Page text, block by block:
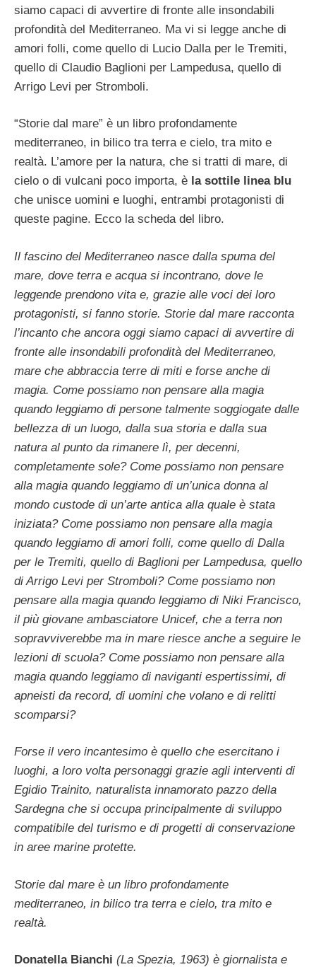
siamo capaci di avvertire di fronte alle insondabili
profondità del Mediterraneo. Ma vi si legge anche di
amori folli, come quello di Lucio Dalla per le Tremiti,
quello di Claudio Baglioni per Lampedusa, quello di
Arrigo Levi per Stromboli.
“Storie dal mare” è un libro profondamente
mediterraneo, in bilico tra terra e cielo, tra mito e
realtà. L’amore per la natura, che si tratti di mare, di
cielo o di vulcani poco importa, è la sottile linea blu
che unisce uomini e luoghi, entrambi protagonisti di
queste pagine. Ecco la scheda del libro.
Il fascino del Mediterraneo nasce dalla spuma del
mare, dove terra e acqua si incontrano, dove le
leggende prendono vita e, grazie alle voci dei loro
protagonisti, si fanno storie. Storie dal mare racconta
l’incanto che ancora oggi siamo capaci di avvertire di
fronte alle insondabili profondità del Mediterraneo,
mare che abbraccia terre di miti e forse anche di
magia. Come possiamo non pensare alla magia
quando leggiamo di persone talmente soggiogate dalle
bellezza di un luogo, dalla sua storia e dalla sua
natura al punto da rimanere lì, per decenni,
completamente sole? Come possiamo non pensare
alla magia quando leggiamo di un’unica donna al
mondo custode di un’arte antica alla quale è stata
iniziata? Come possiamo non pensare alla magia
quando leggiamo di amori folli, come quello di Dalla
per le Tremiti, quello di Baglioni per Lampedusa, quello
di Arrigo Levi per Stromboli? Come possiamo non
pensare alla magia quando leggiamo di Niki Francisco,
il più giovane ambasciatore Unicef, che a terra non
sopravviverebbe ma in mare riesce anche a seguire le
lezioni di scuola? Come possiamo non pensare alla
magia quando leggiamo di naviganti espertissimi, di
apneisti da record, di uomini che volano e di relitti
scomparsi?
Forse il vero incantesimo è quello che esercitano i
luoghi, a loro volta personaggi grazie agli interventi di
Egidio Trainito, naturalista innamorato pazzo della
Sardegna che si occupa principalmente di sviluppo
compatibile del turismo e di progetti di conservazione
in aree marine protette.
Storie dal mare è un libro profondamente
mediterraneo, in bilico tra terra e cielo, tra mito e
realtà.
Donatella Bianchi (La Spezia, 1963) è giornalista e